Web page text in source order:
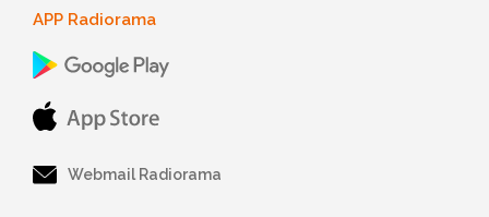
APP Radiorama
Webmail Radiorama